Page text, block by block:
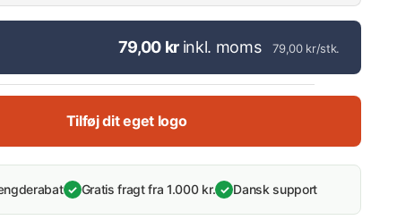
79,00 kr inkl. moms 79,00 kr/stk.
Tilføj dit eget logo
✓ Gratis fragt fra 1.000 kr. ✓ Dansk support